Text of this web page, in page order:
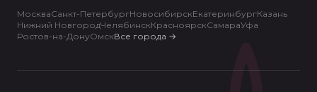
МоскваСанкт-ПетербургНовосибирскЕкатеринбургКазань
Нижний НовгородЧелябинскКрасноярскСамараУфа
Ростов-на-ДонуОмскВсе города →